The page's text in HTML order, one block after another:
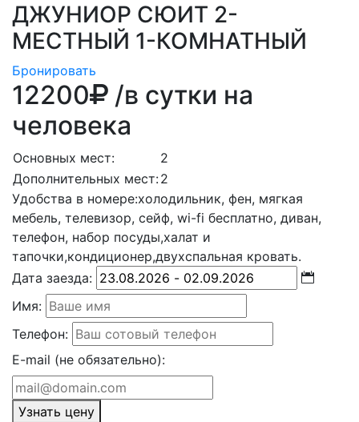
ДЖУНИОР СЮИТ 2-
МЕСТНЫЙ 1-КОМНАТНЫЙ
Бронировать
12200
/в сутки на
человека
Основных мест:
2
Дополнительных мест:2
Удобства в номере:холодильник, фен, мягкая
мебель, телевизор, сейф, wi-fi бесплатно, диван,
телефон, набор посуды,халат и
тапочки,кондиционер,двухспальная кровать.
Дата заезда:
Имя:
Телефон:
E-mail (не обязательно):
Узнать цену